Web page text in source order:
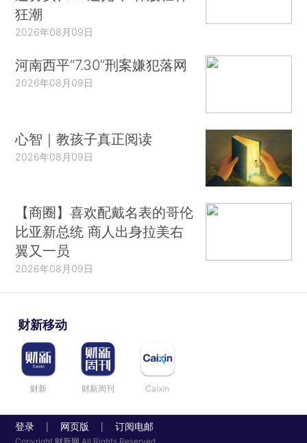
狂潮
2026年08月09日
河南西平“7.30”刑案嫌犯落网
2026年08月09日
心智｜教孩子真正阅读
2026年08月09日
【商圈】喜欢配戴名表的哥伦
比亚新总统 商人出身拉美右
翼又一员
2026年08月09日
财新移动
财新 财新周刊 Caixin
登录 网页版 订阅电邮